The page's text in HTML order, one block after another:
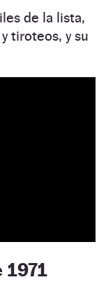
de la lista,
tiroteos, y su
1971